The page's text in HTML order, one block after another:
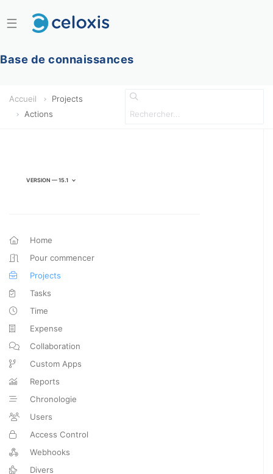
☰
Base de connaissances
Accueil
Projects
Actions
Version — 15.1
Home
Pour commencer
Projects
Tasks
Time
Expense
Collaboration
Custom Apps
Reports
Chronologie
Users
Access Control
Webhooks
Divers